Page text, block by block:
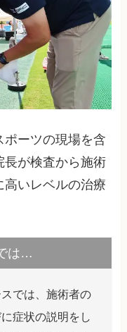
ポーツの現場を含
長が検査から施術
高いレベルの治療
は…
では、施術者の
症状の説明をし